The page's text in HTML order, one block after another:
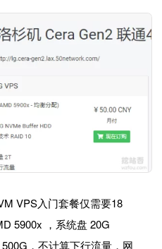
VPS入门套餐仅需要18
5900x ，系统盘 20G
，不计算下行流量，网